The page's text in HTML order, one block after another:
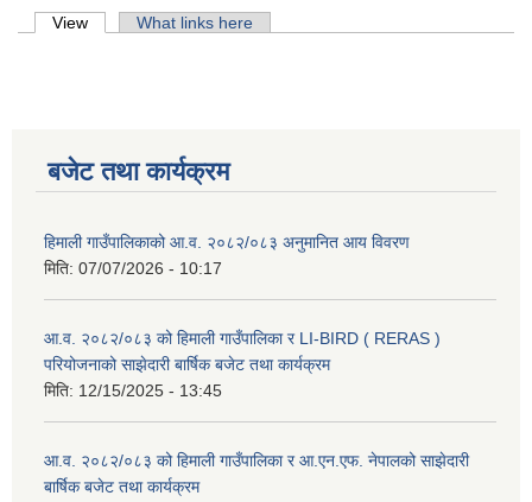
Primary tabs
View (active tab)What links here
बजेट तथा कार्यक्रम
हिमाली गाउँपालिकाको आ.व. २०८२/०८३ अनुमानित आय विवरण
मिति: 07/07/2026 - 10:17
आ.व. २०८२/०८३ को हिमाली गाउँपालिका र LI-BIRD ( RERAS )
परियोजनाको साझेदारी बार्षिक बजेट तथा कार्यक्रम
मिति: 12/15/2025 - 13:45
आ.व. २०८२/०८३ को हिमाली गाउँपालिका र आ.एन.एफ. नेपालको साझेदारी
बार्षिक बजेट तथा कार्यक्रम